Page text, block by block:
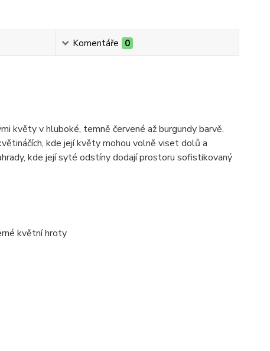
Komentáře 0
květy v hluboké, temně červené až burgundy barvě.
kde její květy mohou volně viset dolů a
kde její syté odstíny dodají prostoru sofistikovaný
květní hroty